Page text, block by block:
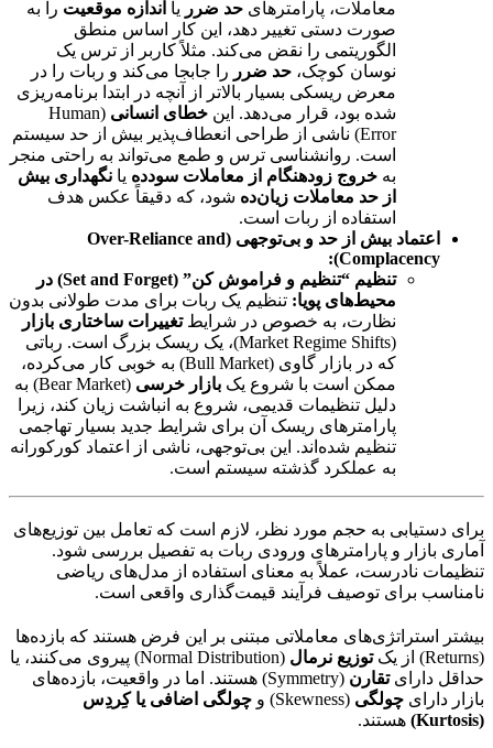
معاملات، پارامترهای حد ضرر یا اندازه موقعیت را به
صورت دستی تغییر دهد، این کار اساس منطق
الگوریتمی را نقض می‌کند. مثلاً کاربر از ترس یک
نوسان کوچک، حد ضرر را جابجا می‌کند و ربات را در
معرض ریسکی بسیار بالاتر از آنچه در ابتدا برنامه‌ریزی
شده بود، قرار می‌دهد. این خطای انسانی
(Human
Error) ناشی از طراحی انعطاف‌پذیر بیش از حد سیستم
است. روانشناسی ترس و طمع می‌تواند به راحتی منجر
به خروج زودهنگام از معاملات سودده یا نگهداری بیش
از حد معاملات زیان‌ده شود، که دقیقاً عکس هدف
استفاده از ربات است.
اعتماد بیش از حد و بی‌توجهی (Over-Reliance and
Complacency):
تنظیم “تنظیم و فراموش کن” (Set and Forget) در
محیط‌های پویا: تنظیم یک ربات برای مدت طولانی بدون
نظارت، به خصوص در شرایطتغییرات ساختاری بازار
(Market Regime Shifts)، یک ریسک بزرگ است. رباتی
که در بازار گاوی (Bull Market) به خوبی کار می‌کرده،
ممکن است با شروع یک بازار خرسی
(Bear Market) به
دلیل تنظیمات قدیمی، شروع به انباشت زیان کند، زیرا
پارامترهای ریسک آن برای شرایط جدید بسیار تهاجمی
تنظیم شده‌اند. این بی‌توجهی، ناشی از اعتماد کورکورانه
به عملکرد گذشته سیستم است.
برای دستیابی به حجم مورد نظر، لازم است که تعامل بین توزیع‌های
آماری بازار و پارامترهای ورودی ربات به تفصیل بررسی شود.
تنظیمات نادرست، عملاً به معنای استفاده از مدل‌های ریاضی
نامناسب برای توصیف فرآیند قیمت‌گذاری واقعی است.
بیشتر استراتژی‌های معاملاتی مبتنی بر این فرض هستند که بازده‌ها
(Returns) از یک
توزیع نرمال
(Normal Distribution) پیروی می‌کنند، یا
حداقل دارایتقارن
(Symmetry) هستند. اما در واقعیت، بازده‌های
بازار دارای چولگی (Skewness) و
چولگی اضافی یا کِردِس
(Kurtosis)
هستند.